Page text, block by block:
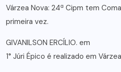
Várzea Nova: 24ª Cipm tem
primeira vez.
GIVANILSON ERCÍLIO. em
1° Júri Épico é realizado em